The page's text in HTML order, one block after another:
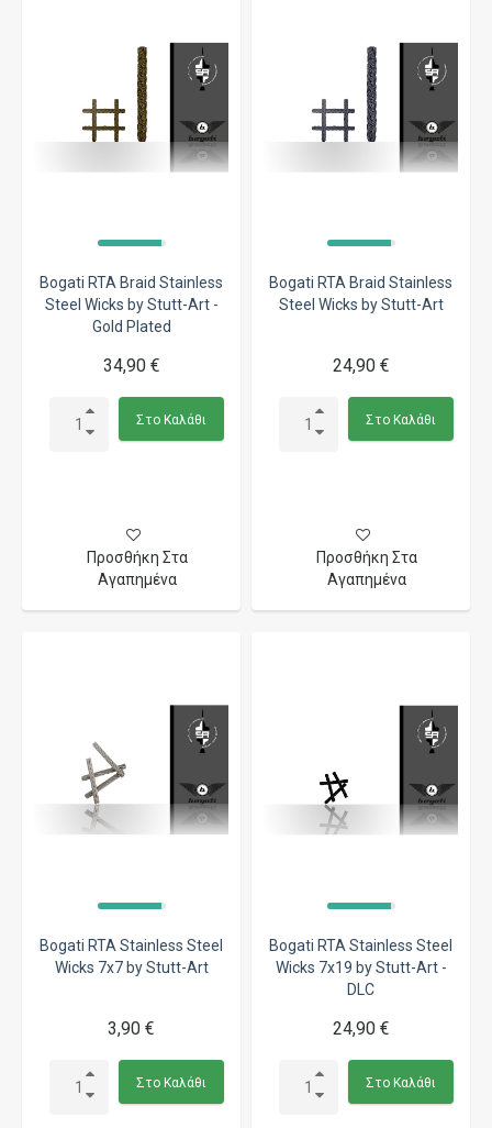
Bogati RTA Braid Stainless
Steel Wicks by Stutt-Art -
Gold Plated
34,90 €
Στο Καλάθι
Προσθήκη Στα
Αγαπημένα
Bogati RTA Braid Stainless
Steel Wicks by Stutt-Art
24,90 €
Στο Καλάθι
Προσθήκη Στα
Αγαπημένα
Bogati RTA Stainless Steel
Wicks 7x7 by Stutt-Art
3,90 €
Στο Καλάθι
Bogati RTA Stainless Steel
Wicks 7x19 by Stutt-Art -
DLC
24,90 €
Στο Καλάθι